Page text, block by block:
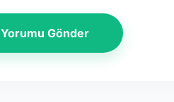
Yorumu Gönder